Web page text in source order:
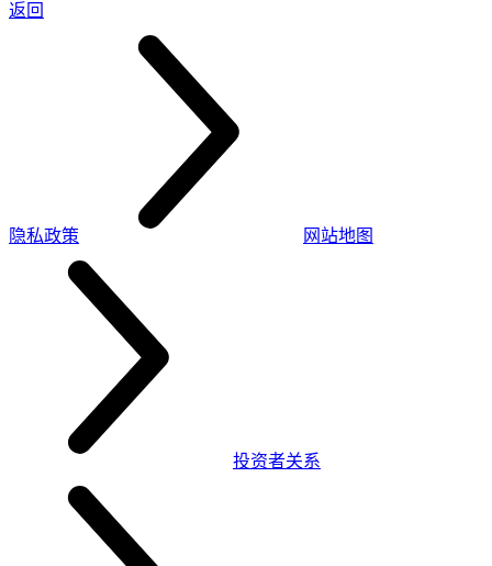
返回
隐私政策 网站地图
投资者关系